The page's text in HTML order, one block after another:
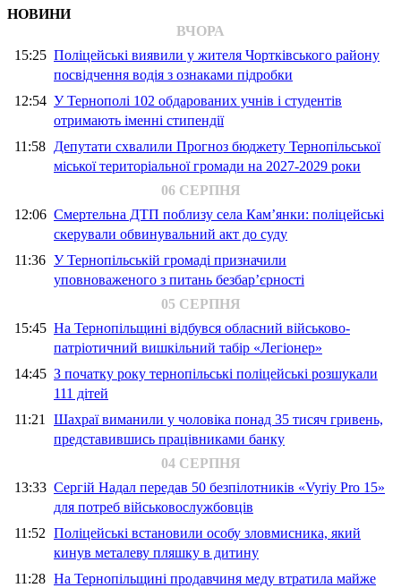
НОВИНИ
ВЧОРА
15:25 Поліцейські виявили у жителя Чортківського району
посвідчення водія з ознаками підробки
12:54 У Тернополі 102 обдарованих учнів і студентів
отримають іменні стипендії
11:58 Депутати схвалили Прогноз бюджету Тернопільської
міської територіальної громади на 2027-2029 роки
06 СЕРПНЯ
12:06 Смертельна ДТП поблизу села Кам’янки: поліцейські
скерували обвинувальний акт до суду
11:36 У Тернопільській громаді призначили
уповноваженого з питань безбар’єрності
05 СЕРПНЯ
15:45 На Тернопільщині відбувся обласний військово-
патріотичний вишкільний табір «Легіонер»
14:45 З початку року тернопільські поліцейські розшукали
111 дітей
11:21 Шахраї виманили у чоловіка понад 35 тисяч гривень,
представившись працівниками банку
04 СЕРПНЯ
13:33 Сергій Надал передав 50 безпілотників «Vyriy Pro 15»
для потреб військовослужбовців
11:52 Поліцейські встановили особу зловмисника, який
кинув металеву пляшку в дитину
11:28 На Тернопільщині продавчиня меду втратила майже